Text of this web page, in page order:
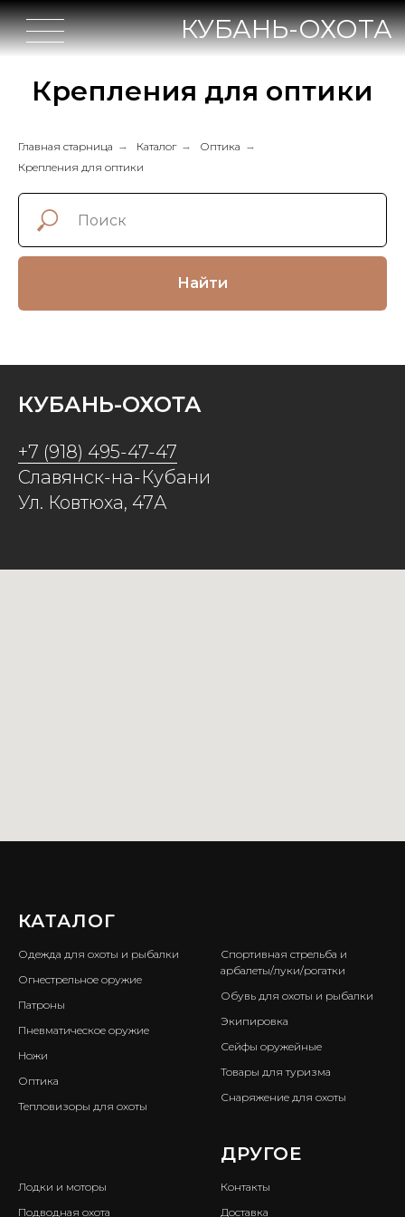
КУБАНЬ-ОХОТА
Крепления для оптики
Главная старница → Каталог → Оптика →
Крепления для оптики
Найти
КУБАНЬ-ОХОТА
+7 (918) 495-47-47
Славянск-на-Кубани
Ул. Ковтюха, 47А
КАТАЛОГ
Одежда для охоты и рыбалки
Огнестрельное оружие
Патроны
Пневматическое оружие
Ножи
Оптика
Тепловизоры для охоты
Спортивная стрельба и
арбалеты/луки/рогатки
Обувь для охоты и рыбалки
Экипировка
Сейфы оружейные
Товары для туризма
Снаряжение для охоты
Лодки и моторы
Подводная охота
ДРУГОЕ
Контакты
Доставка